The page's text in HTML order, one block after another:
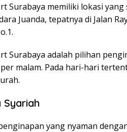
Surabaya memiliki lokasi
Juanda, tepatnya di Jalan
Surabaya adalah pilihan
malam. Pada hari-hari
yang nyaman